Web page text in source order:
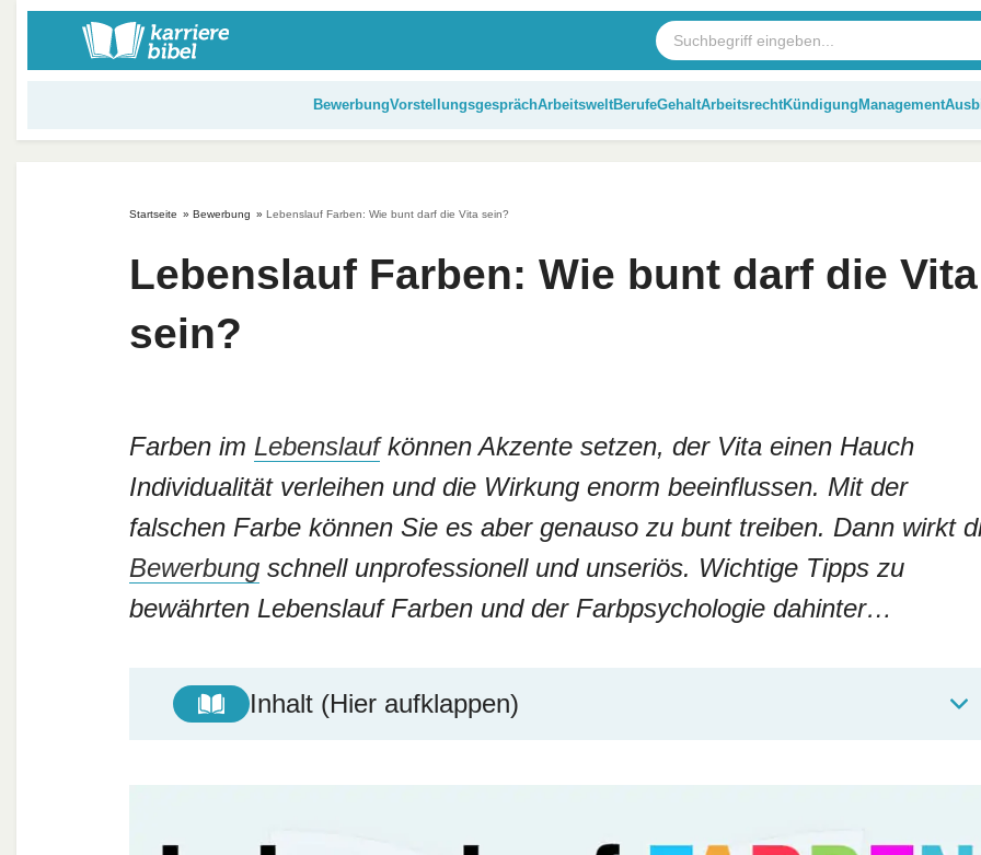
BewerbungVorstellungsgesprächArbeitsweltBerufeGehaltArbeitsrechtKündigung Management
Startseite » Bewerbung » Lebenslauf Farben: Wie bunt darf die Vita sein?
Lebenslauf Farben: Wie bunt darf die Vita
sein?
Farben im Lebenslaufkönnen Akzente setzen, der Vita einen Hauch
Individualität verleihen und die Wirkung enorm beeinflussen. Mit der
falschen Farbe können Sie es aber genauso zu bunt treiben. Dann wirkt
Bewerbungschnell unprofessionell und unseriös. Wichtige Tipps zu
bewährten Lebenslauf Farben und der Farbpsychologie dahinter…
Inhalt (Hier aufklappen)